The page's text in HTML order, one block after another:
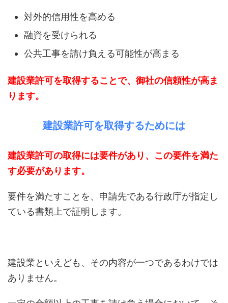
対外的信用性を高める
融資を受けられる
公共工事を請け負える可能性が高まる
建設業許可を取得することで、御社の信頼性が高ま
ります。
建設業許可を取得するためには
建設業許可の取得には要件があり、この要件を満た
す必要があります。
要件を満たすことを、申請先である行政庁が指定し
ている書類上で証明します。
建設業といえども、その内容が一つであるわけでは
ありません。